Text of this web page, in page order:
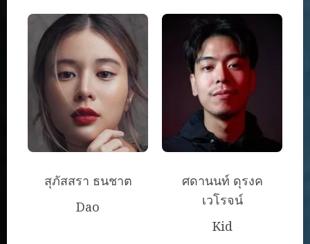
สุภัสสรา ธนชาต
Dao
ศดานนท์ ดุรงค
เวโรจน์
Kid